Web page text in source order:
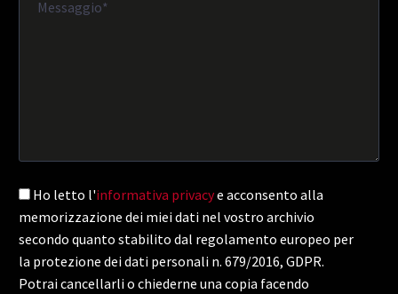
Ho letto l'informativa privacye acconsento alla
memorizzazione dei miei dati nel vostro archivio
secondo quanto stabilito dal regolamento europeo per
la protezione dei dati personali n. 679/2016, GDPR.
Potrai cancellarli o chiederne una copia facendo